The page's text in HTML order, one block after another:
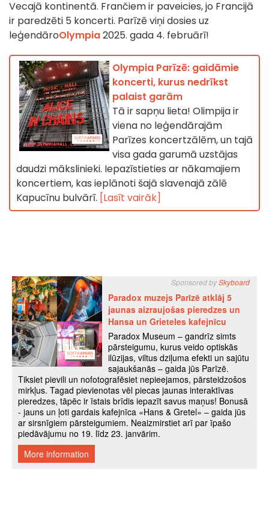
Vecajā kontinentā. Frančiem ir paveicies, jo Francijā
ir paredzēti 5 koncerti. Parīzē viņi dosies uz
leģendāroOlympia2025. gada 4. februārī!
Olympia Parīzē: gaidāmie
koncerti, kurus nedrīkst
palaist garām
Tā ir sapņu lieta! Olimpija ir
viena no leģendārajām
Parīzes koncertzālēm, un tajā
visa gada garumā uzstājas
daudzi mākslinieki. Iepazīstieties ar nākamajiem
koncertiem, kas ieplānoti šajā slavenajā zālē
Kapucīnu bulvārī. [Lasīt vairāk]